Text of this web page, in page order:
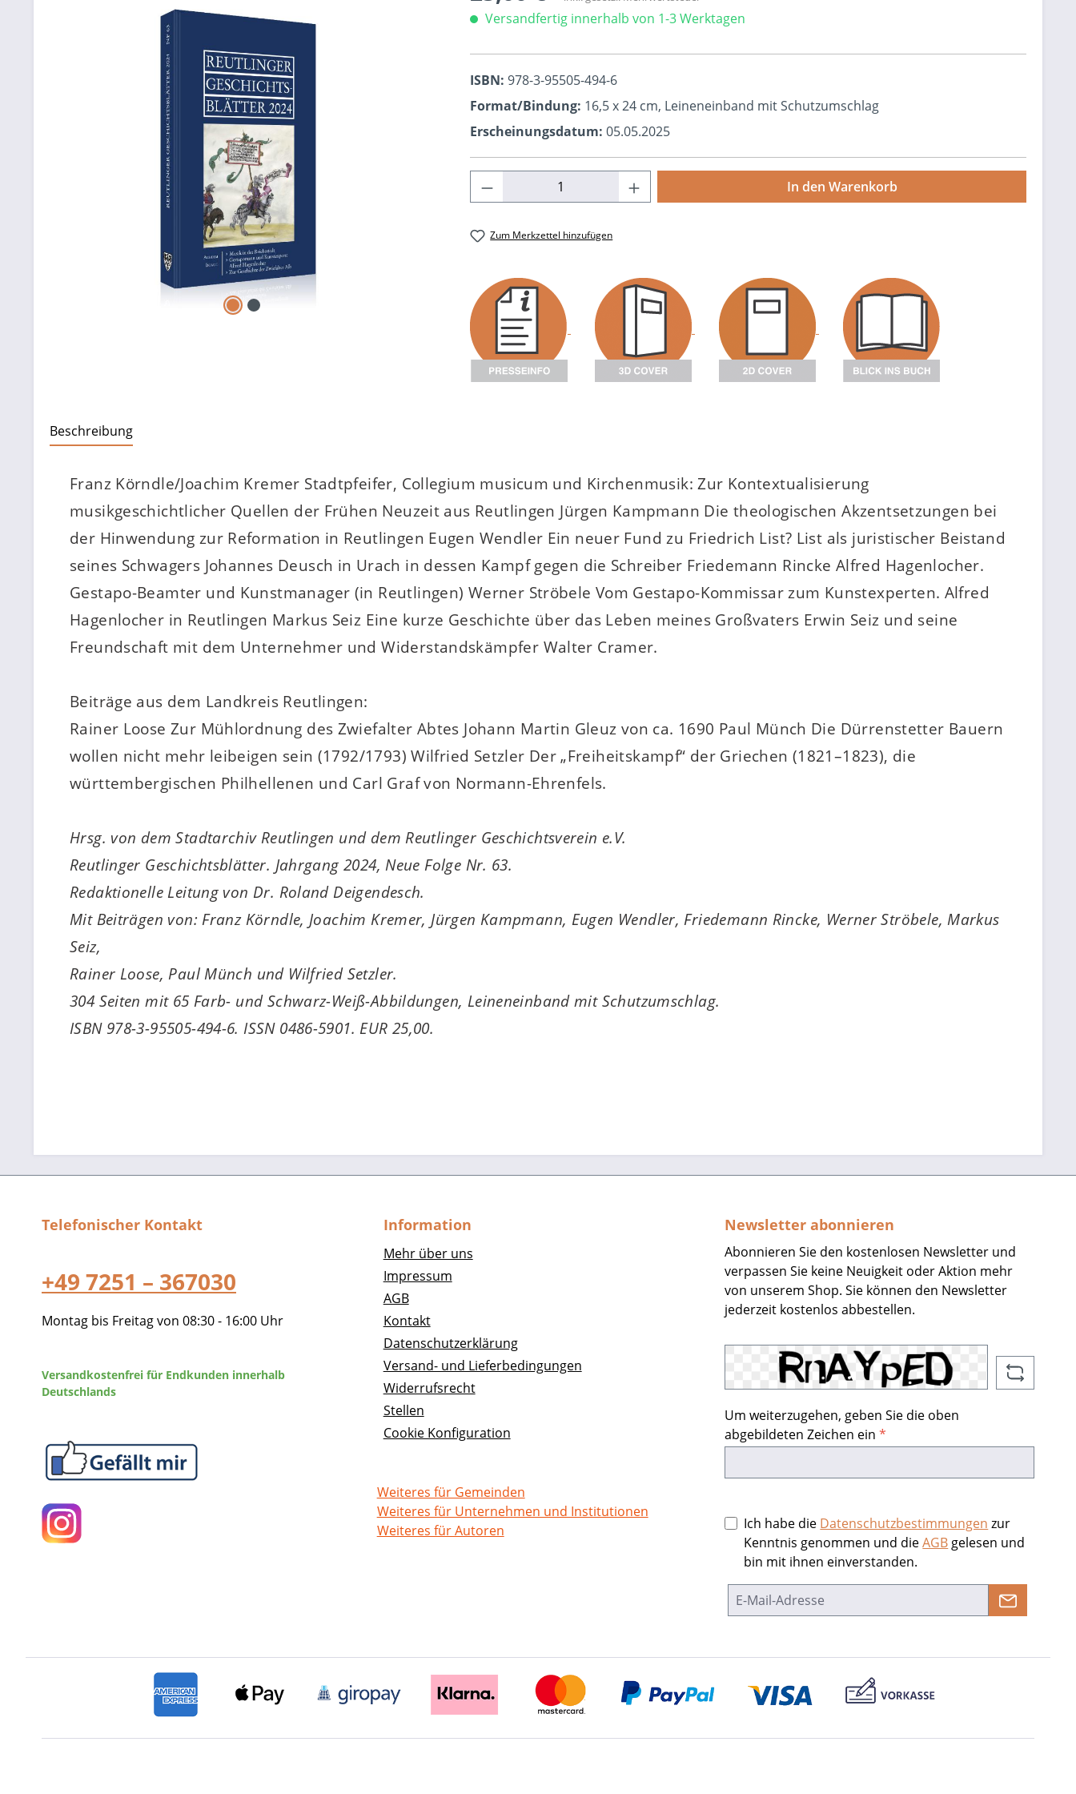
Versandfertig innerhalb von 1-3 Werktagen
ISBN: 978-3-95505-494-6
Format/Bindung: 16,5 x 24 cm, Leineneinband mit Schutzumschlag
Erscheinungsdatum: 05.05.2025
Produkt Anzahl: Gib den gewünschten Wert ein oder benutze die
In den Warenkorb
Zum Merkzettel hinzufügen
Beschreibung
Franz Körndle/Joachim Kremer Stadtpfeifer, Collegium musicum und Kirchenmusik: Zur Kontextualisierung
musikgeschichtlicher Quellen der Frühen Neuzeit aus Reutlingen Jürgen Kampmann Die theologischen Akzentsetzungen bei
der Hinwendung zur Reformation in Reutlingen Eugen Wendler Ein neuer Fund zu Friedrich List? List als juristischer Beistand
seines Schwagers Johannes Deusch in Urach in dessen Kampf gegen die Schreiber Friedemann Rincke Alfred Hagenlocher.
Gestapo-Beamter und Kunstmanager (in Reutlingen) Werner Ströbele Vom Gestapo-Kommissar zum Kunstexperten. Alfred
Hagenlocher in Reutlingen Markus Seiz Eine kurze Geschichte über das Leben meines Großvaters Erwin Seiz und seine
Freundschaft mit dem Unternehmer und Widerstandskämpfer Walter Cramer.
Beiträge aus dem Landkreis Reutlingen:
Rainer Loose Zur Mühlordnung des Zwiefalter ­Abtes Johann Martin Gleuz von ca. 1690 Paul Münch Die Dürrenstetter Bauern
wollen nicht mehr leibeigen sein (1792/1793) Wilfried Setzler Der „Freiheitskampf“ der Griechen (1821–1823), die
württembergischen Philhellenen und Carl Graf von Normann-Ehrenfels.
Hrsg. von dem Stadtarchiv Reutlingen und dem Reutlinger Geschichtsverein e.V.
Reutlinger Geschichtsblätter. Jahrgang 2024, Neue Folge Nr. 63.
Redaktionelle Leitung von Dr. Roland Deigendesch.
Mit Beiträgen von: Franz Körndle, Joachim Kremer, Jürgen Kampmann, Eugen Wendler, Friedemann Rincke, Werner Ströbele, Markus
Seiz,
Rainer Loose, Paul Münch und Wilfried Setzler.
304 Seiten mit 65 Farb- und Schwarz-Weiß-Abbildungen, Leineneinband mit Schutzumschlag.
ISBN 978-3-95505-494-6. ISSN 0486-5901. EUR 25,00.
Telefonischer Kontakt
+49 7251 – 367030
Montag bis Freitag von 08:30 - 16:00 Uhr
Versandkostenfrei für Endkunden innerhalb
Deutschlands
Information
Mehr über uns
Impressum
AGB
Kontakt
Datenschutzerklärung
Versand- und Lieferbedingungen
Widerrufsrecht
Stellen
Cookie Konfiguration
Weiteres für Gemeinden
Weiteres für Unternehmen und Institutionen
Weiteres für Autoren
Newsletter abonnieren
Abonnieren Sie den kostenlosen Newsletter und
verpassen Sie keine Neuigkeit oder Aktion mehr
von unserem Shop. Sie können den Newsletter
jederzeit kostenlos abbestellen.
Um weiterzugehen, geben Sie die oben
abgebildeten Zeichen ein*
Ich habe die Datenschutzbestimmungen zur
Kenntnis genommen und dieAGB gelesen und
bin mit ihnen einverstanden.